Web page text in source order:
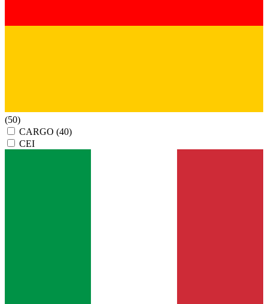
(50)
CARGO (40)
CEI